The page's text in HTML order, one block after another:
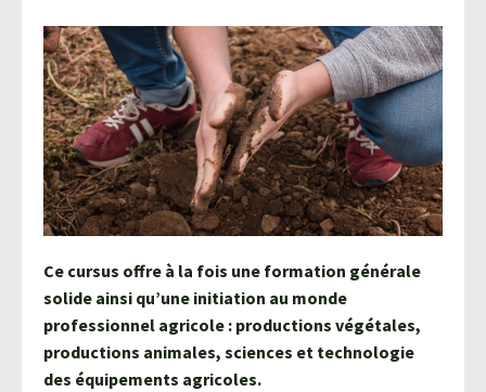
Ce cursus offre à la fois une formation générale
solide ainsi qu’une initiation au monde
professionnel agricole : productions végétales,
productions animales, sciences et technologie
des équipements agricoles.